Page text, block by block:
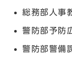
総務部人
警防部予
警防部警